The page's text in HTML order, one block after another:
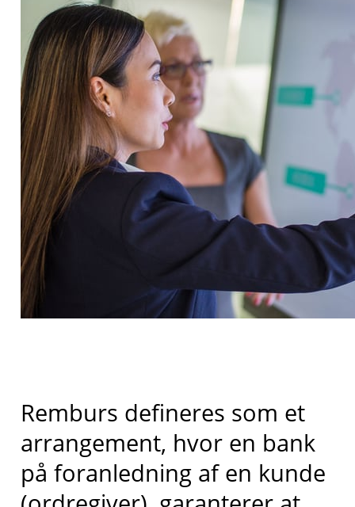
Remburs defineres som et
arrangement, hvor en bank
på foranledning af en kunde